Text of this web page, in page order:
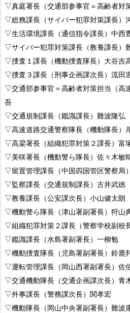
▽真庭署長（交通部参事官＝高齢者対
▽総務課長（サイバー犯罪対策課長）
▽生活環境課長（通信指令課長）中西
▽サイバー犯罪対策課長（教養課長）
▽捜査１課長（機動捜査隊長）大谷吉
▽捜査３課長（刑事企画課次長）流田
▽交通部参事官＝高齢者対策担当（高
吾
▽交通規制課長（鑑識課長）難波隆弘
▽高速道路交通警察隊長（機動隊長）
▽高梁署長（組織犯罪対策２課長）富
▽美咲署長（機動警ら隊長）佐々木敏
▽留置管理課長（中国四国管区警察局
▽監察課長（交通規制課長）古井武徳
▽教養課長（公安課次長）小山健太朗
▽機動警ら隊長（津山署副署長）狩山
▽組織犯罪対策２課長（警察学校副校
▽鑑識課長（水島署副署長）一柳勉
▽機動捜査隊長（児島署副署長）鈴鹿
▽運転管理課長（岡山西署副署長）佐
▽交通機動隊長（交通企画課次長）青
▽外事課長（警務課次長）関孝宏
▽機動隊長（岡山中央署副署長）難波